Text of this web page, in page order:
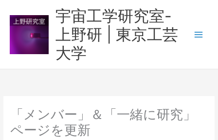
宇宙工学研究室-
上野研 | 東京工芸
大学
「メンバー」＆「一緒に研究」
ページを更新